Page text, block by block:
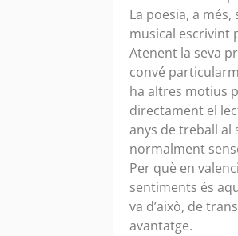
La poesia, a
musical escrivint
Atenent la seva
convé
ha altres motius
directament el
anys de treball al
normalment
Per què en
sentiments és
va d’això, de
avantatge.